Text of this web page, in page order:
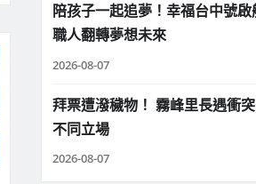
陪孩子一起追夢！幸福台中號
職人翻轉夢想未來
2026-08-07
拜票遭潑穢物！ 霧峰里長遇衝
不同立場
2026-08-07